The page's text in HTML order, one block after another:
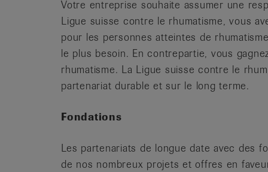
Votre entreprise souhaite assumer une
Ligue suisse contre le rhumatisme, vous
pour les personnes atteintes de
le plus besoin. En contrepartie, vous
rhumatisme. La Ligue suisse contre le
partenariat durable et sur le long terme.
Fondations
Les partenariats de longue date avec des
de nos nombreux projets et offres en